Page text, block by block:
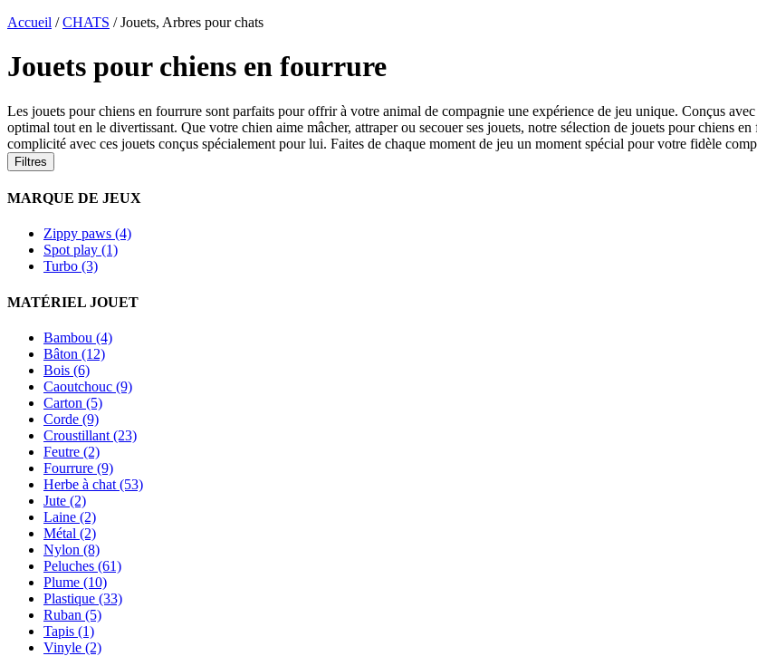
Accueil /CHATS /Jouets, Arbres pour chats
Jouets pour chiens en fourrure
Les jouets pour chiens en fourrure sont parfaits pour offrir à votre animal de compagnie une expérience de jeu unique. Conçus
optimal tout en le divertissant. Que votre chien aime mâcher, attraper ou secouer ses jouets, notre sélection de jouets pour chiens
complicité avec ces jouets conçus spécialement pour lui. Faites de chaque moment de jeu un moment spécial pour votre fidèle
Filtres
MARQUE DE JEUX
Zippy paws (4)
Spot play (1)
Turbo (3)
MATÉRIEL JOUET
Bambou (4)
Bâton (12)
Bois (6)
Caoutchouc (9)
Carton (5)
Corde (9)
Croustillant (23)
Feutre (2)
Fourrure (9)
Herbe à chat (53)
Jute (2)
Laine (2)
Métal (2)
Nylon (8)
Peluches (61)
Plume (10)
Plastique (33)
Ruban (5)
Tapis (1)
Vinyle (2)